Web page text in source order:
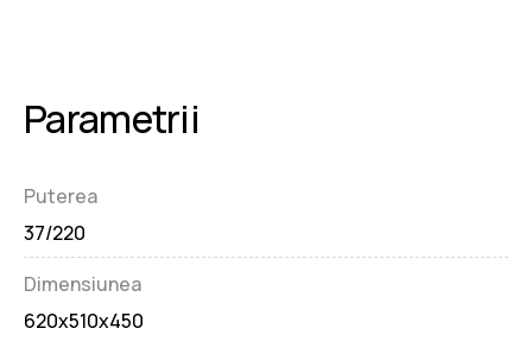
Parametrii
Puterea
37/220
Dimensiunea
620x510x450